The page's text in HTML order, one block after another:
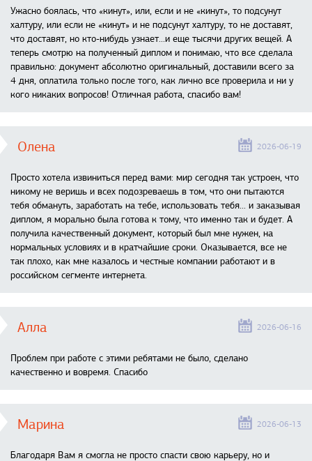
Ужасно боялась, что «кинут», или, если и не «кинут», то подсунут
халтуру, или если не «кинут» и не подсунут халтуру, то не доставят,
что доставят, но кто-нибудь узнает...и еще тысячи других вещей. А
теперь смотрю на полученный диплом и понимаю, что все сделала
правильно: документ абсолютно оригинальный, доставили всего за
4 дня, оплатила только после того, как лично все проверила и ни у
кого никаких вопросов! Отличная работа, спасибо вам!
Олена 2026-06-19
Просто хотела извиниться перед вами: мир сегодня так устроен, что
никому не веришь и всех подозреваешь в том, что они пытаются
тебя обмануть, заработать на тебе, использовать тебя... и заказывая
диплом, я морально была готова к тому, что именно так и будет. А
получила качественный документ, который был мне нужен, на
нормальных условиях и в кратчайшие сроки. Оказывается, все не
так плохо, как мне казалось и честные компании работают и в
российском сегменте интернета.
Алла 2026-06-16
Проблем при работе с этими ребятами не было, сделано
качественно и вовремя. Спасибо
Марина 2026-06-13
Благодаря Вам я смогла не просто спасти свою карьеру, но и